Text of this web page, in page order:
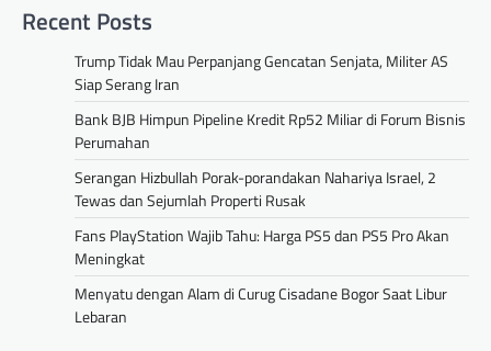
Recent Posts
Trump Tidak Mau Perpanjang Gencatan Senjata, Militer AS
Siap Serang Iran
Bank BJB Himpun Pipeline Kredit Rp52 Miliar di Forum Bisnis
Perumahan
Serangan Hizbullah Porak-porandakan Nahariya Israel, 2
Tewas dan Sejumlah Properti Rusak
Fans PlayStation Wajib Tahu: Harga PS5 dan PS5 Pro Akan
Meningkat
Menyatu dengan Alam di Curug Cisadane Bogor Saat Libur
Lebaran